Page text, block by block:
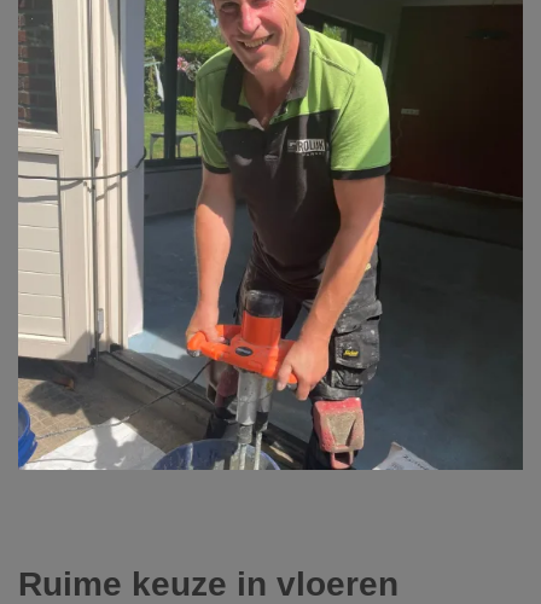
Ruime keuze in vloeren